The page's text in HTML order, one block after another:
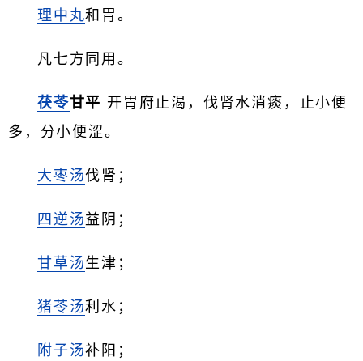
理中丸和胃。
凡七方同用。
茯苓甘平 开胃府止渴，伐肾水消痰，止小便
多，分小便涩。
大枣汤伐肾；
四逆汤益阴；
甘草汤生津；
猪苓汤利水；
附子汤补阳；